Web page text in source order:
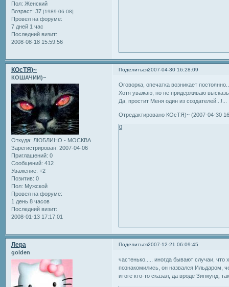
Пол: Женский
Возраст: 37 [1989-06-08]
Провел на форуме:
7 дней 1 час
Последний визит:
2008-08-18 15:59:56
Поделиться2007-04-30 16:28:09
КОсТЯ)~
КОШАЧИИ)~
Откуда: ЛЮБЛИНО - МОСКВА
Зарегистрирован: 2007-04-06
Приглашений: 0
Сообщений: 412
Уважение: +2
Позитив: 0
Пол: Мужской
Провел на форуме:
1 день 8 часов
Последний визит:
2008-01-13 17:17:01
Оговорка, опечатка возникает
Хотя уважаю, но не придерживаю
Да, простит Меня один из создателей...!...
Отредактировано КОсТЯ)~ (2007-04-30
0
Поделиться2007-12-21 06:09:45
Лера
golden
частенько..... иногда бывают случаи,
познакомились, он назвался Ильдаром,
итоге кто-то сказал, да вроде Зигмунд,